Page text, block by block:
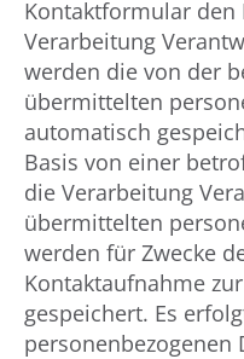
Kontaktformular
Verarbeitung
werden die von der
übermittelten
automatisch
Basis von einer
die Verarbeitung
übermittelten
werden für Zwecke
Kontaktaufnahme
gespeichert. Es
personenbezogenen